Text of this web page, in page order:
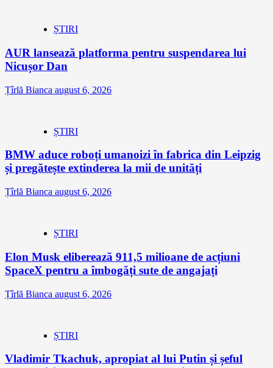
ȘTIRI
AUR lansează platforma pentru suspendarea lui
Nicușor Dan
Țîrlă Bianca august 6, 2026
ȘTIRI
BMW aduce roboți umanoizi în fabrica din Leipzig
și pregătește extinderea la mii de unități
Țîrlă Bianca august 6, 2026
ȘTIRI
Elon Musk eliberează 911,5 milioane de acțiuni
SpaceX pentru a îmbogăți sute de angajați
Țîrlă Bianca august 6, 2026
ȘTIRI
Vladimir Tkachuk, apropiat al lui Putin și șeful